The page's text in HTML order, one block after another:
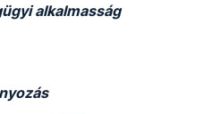
alkalmasság